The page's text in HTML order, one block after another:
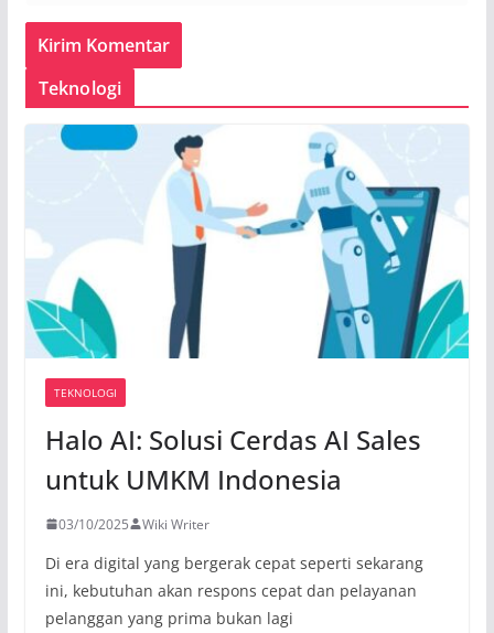
Teknologi
TEKNOLOGI
Halo AI: Solusi Cerdas AI Sales
untuk UMKM Indonesia
03/10/2025 Wiki Writer
Di era digital yang bergerak cepat seperti sekarang
ini, kebutuhan akan respons cepat dan pelayanan
pelanggan yang prima bukan lagi